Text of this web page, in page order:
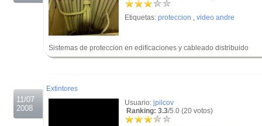
Etiquetas: proteccion , video andre
Sistemas de proteccion en edificaciones y cableado distribuido
11/07
2008
Extintores
Usuario: jpilcov
Ranking: 3.3/5.0 (20 votos)